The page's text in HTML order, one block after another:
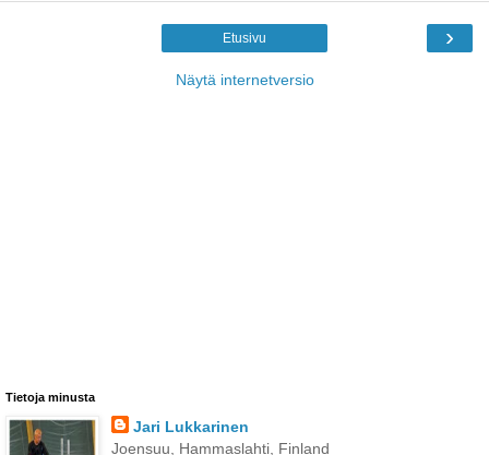
›
Etusivu
Näytä internetversio
Tietoja minusta
Jari Lukkarinen
Joensuu, Hammaslahti, Finland